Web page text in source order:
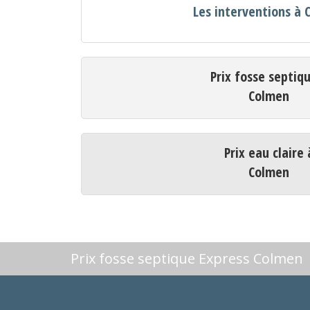
Les interventions à
Prix fosse
Colmen
Prix eau claire
Colmen
Prix fosse septique Express Colmen